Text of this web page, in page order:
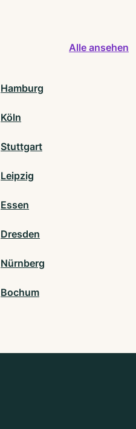
Alle ansehen
Hamburg
Köln
Stuttgart
Leipzig
Essen
Dresden
Nürnberg
Bochum